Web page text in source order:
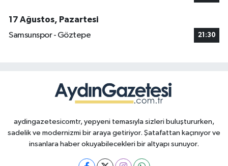
17 Ağustos, Pazartesi
Samsunspor - Göztepe
21:30
aydingazetesicomtr, yepyeni temasıyla sizleri buluştururken,
sadelik ve modernizmi bir araya getiriyor. Şatafattan kaçınıyor ve
insanlara haber okuyabilecekleri bir altyapı sunuyor.